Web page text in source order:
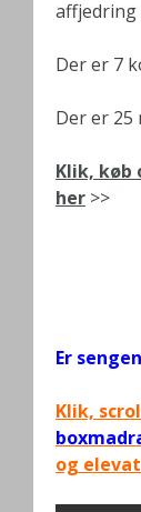
affjedring
Der er 7
Der er 25
Klik, køb
her >>
Er
Klik,
og